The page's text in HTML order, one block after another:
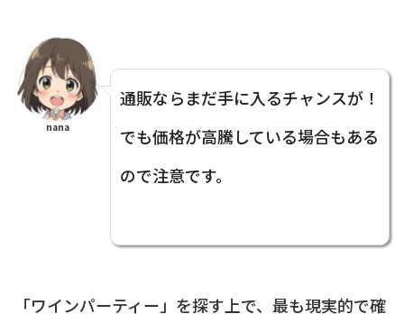
nana
通販ならまだ手に入るチャンスが！
でも価格が高騰している場合もある
ので注意です。
「ワインパーティー」を探す上で、最も現実的で確